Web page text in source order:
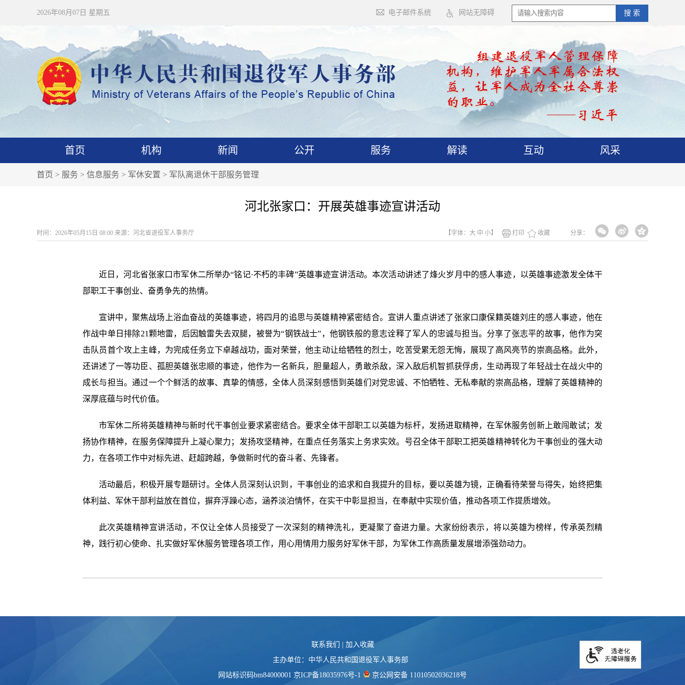
2026年08月07日 星期五 搜 索
电子邮件系统 网站无障碍
首页 机构 新闻 公开 服务 解读 互动 风采
首页 > 服务 > 信息服务 > 军休安置 > 军队离退休干部服务管理
河北张家口：开展英雄事迹宣讲活动
时间：2026年05月15日 08:00 来源：河北省退役军人事务厅 分享：
【字体： 大 中 小】 打印 收藏
近日，河北省张家口市军休二所举办“铭记·不朽的丰碑”英雄事迹宣讲活动。本次活动讲述了烽火岁月中的感人事迹，以英雄事迹激发全体干
部职工干事创业、奋勇争先的热情。
宣讲中，聚焦战场上浴血奋战的英雄事迹，将四月的追思与英雄精神紧密结合。宣讲人重点讲述了张家口康保籍英雄刘庄的感人事迹，他在
作战中单日排除21颗地雷，后因触雷失去双腿，被誉为“钢铁战士”，他钢铁般的意志诠释了军人的忠诚与担当。分享了张志平的故事，他作为突
击队员首个攻上主峰，为完成任务立下卓越战功，面对荣誉，他主动让给牺牲的烈士，吃苦受累无怨无悔，展现了高风亮节的崇高品格。此外，
还讲述了一等功臣、孤胆英雄张忠顺的事迹，他作为一名新兵，胆量超人，勇敢杀敌，深入敌后机智抓获俘虏，生动再现了年轻战士在战火中的
成长与担当。通过一个个鲜活的故事、真挚的情感，全体人员深刻感悟到英雄们对党忠诚、不怕牺牲、无私奉献的崇高品格，理解了英雄精神的
深厚底蕴与时代价值。
市军休二所将英雄精神与新时代干事创业要求紧密结合。要求全体干部职工以英雄为标杆，发扬进取精神，在军休服务创新上敢闯敢试；发
扬协作精神，在服务保障提升上凝心聚力；发扬攻坚精神，在重点任务落实上务求实效。号召全体干部职工把英雄精神转化为干事创业的强大动
力，在各项工作中对标先进、赶超跨越，争做新时代的奋斗者、先锋者。
活动最后，积极开展专题研讨。全体人员深刻认识到，干事创业的追求和自我提升的目标，要以英雄为镜，正确看待荣誉与得失，始终把集
体利益、军休干部利益放在首位，摒弃浮躁心态，涵养淡泊情怀，在实干中彰显担当，在奉献中实现价值，推动各项工作提质增效。
此次英雄精神宣讲活动，不仅让全体人员接受了一次深刻的精神洗礼，更凝聚了奋进力量。大家纷纷表示，将以英雄为榜样，传承英烈精
神，践行初心使命、扎实做好军休服务管理各项工作，用心用情用力服务好军休干部，为军休工作高质量发展增添强劲动力。
联系我们
加入收藏
主办单位：中华人民共和国退役军人事务部
网站标识码bm84000001 京ICP备18035976号-1 京公网安备 11010502036218号